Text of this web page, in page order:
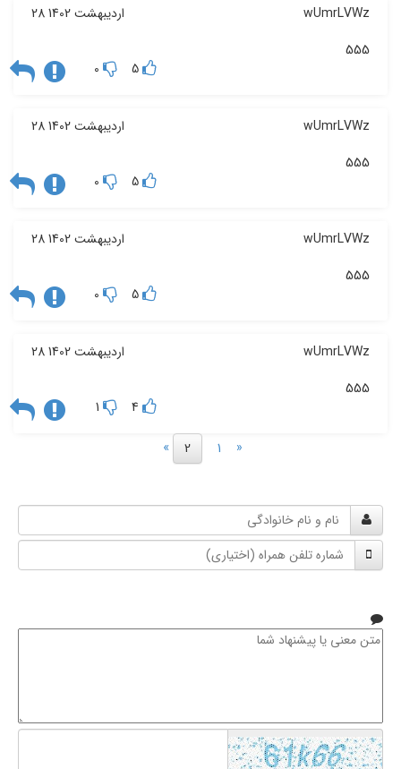
wUmrLVWz 28 اردیبهشت 1402
555
5
0
wUmrLVWz 28 اردیبهشت 1402
555
5
0
wUmrLVWz 28 اردیبهشت 1402
555
5
0
wUmrLVWz 28 اردیبهشت 1402
555
4
1
«
1
2
»
و
نام
خانوادگی
شماره
تلفن
متن